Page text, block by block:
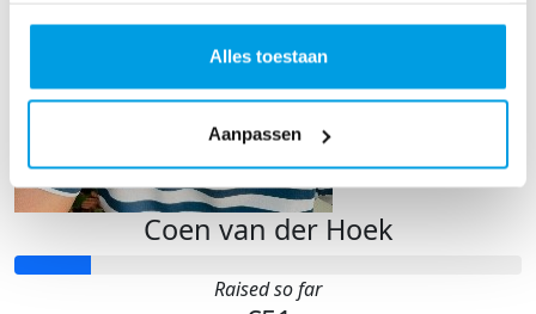
Alles toestaan
Aanpassen
Coen van der Hoek
Raised so far